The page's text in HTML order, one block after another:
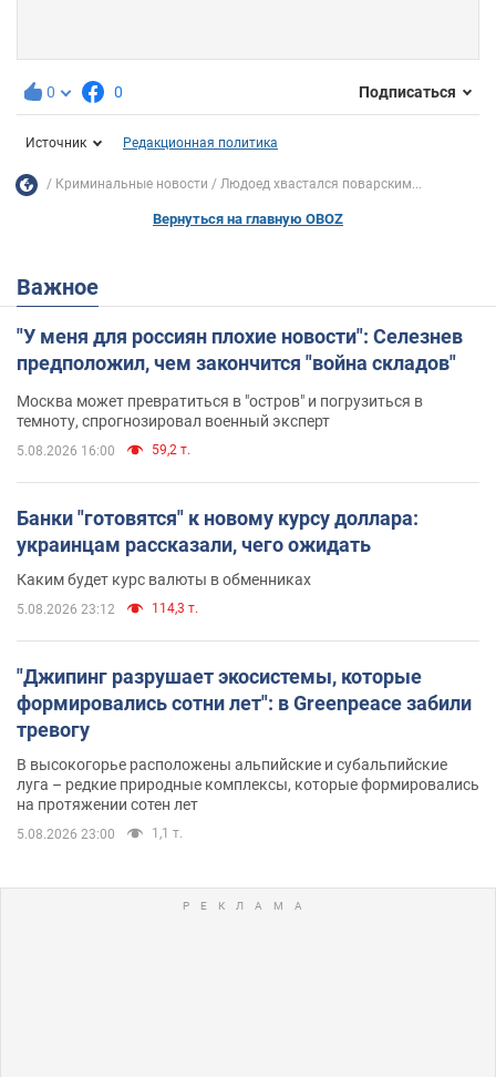
0 0 Подписаться
Источник Редакционная политика
Криминальные новости Людоед хвастался поварским...
Вернуться на главную OBOZ
Важное
"У меня для россиян плохие новости": Селезнев
предположил, чем закончится "война складов"
Москва может превратиться в "остров" и погрузиться в
темноту, спрогнозировал военный эксперт
5.08.2026 16:00 59,2 т.
Банки "готовятся" к новому курсу доллара:
украинцам рассказали, чего ожидать
Каким будет курс валюты в обменниках
5.08.2026 23:12 114,3 т.
"Джипинг разрушает экосистемы, которые
формировались сотни лет": в Greenpeace забили
тревогу
В высокогорье расположены альпийские и субальпийские
луга – редкие природные комплексы, которые формировались
на протяжении сотен лет
5.08.2026 23:00 1,1 т.